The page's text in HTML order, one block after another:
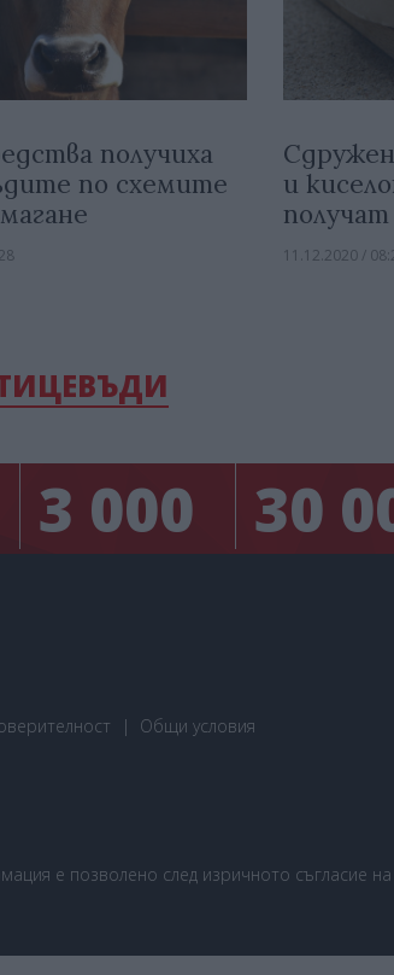
получиха
по схемите
и
11.12.2020 /
3 000 30
Общи условия
е позволено след изричното съгласие на